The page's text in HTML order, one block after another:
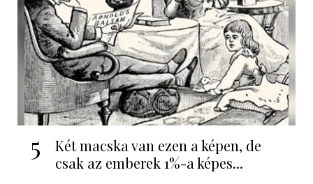
5
Két macska van ezen a képen, de
csak az emberek 1%-a képes...